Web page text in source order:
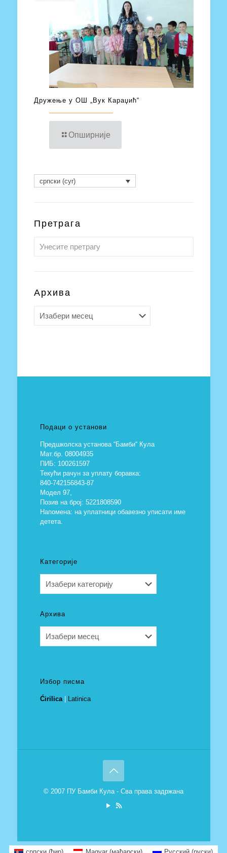
Дружење у ОШ „Вук Караџић“
Опширније
српски (cyr)
Претрага
Архива
Подаци о установи
Предшколска установа “Бамби“ Кула
Мат.бр. 08004935
ПИБ: 100261597
Текући рачун за уплату боравка:
840-742156843-87
Модел 97,
Позив на број: 5221808590
Напомена: на уплатници обавезно уписати име
детета.
Категорије
Архива
Избор писма
Ćirilica| Latinica
© 2007 ПУ Бамби Кула - Сва права задржана